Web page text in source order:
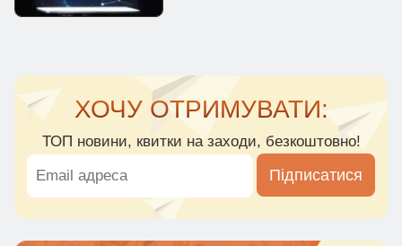
ХОЧУ ОТРИМУВАТИ:
ТОП новини, квитки на заходи, безкоштовно!
Підписатися